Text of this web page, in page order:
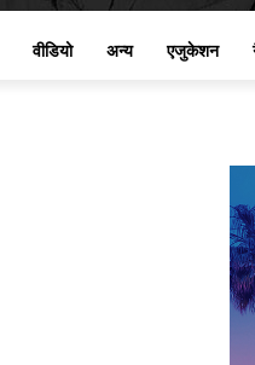
वीडियो अन्य एजुकेशन